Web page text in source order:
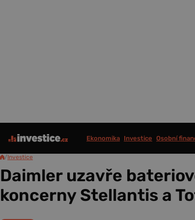
Ekonomika Investice Osobní
/Investice
Daimler uzavře
koncerny Stellantis a